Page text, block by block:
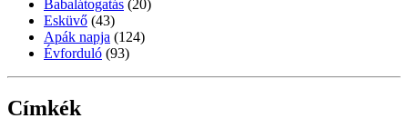
Babalátogatás (20)
Esküvő (43)
Apák napja (124)
Évforduló (93)
Címkék